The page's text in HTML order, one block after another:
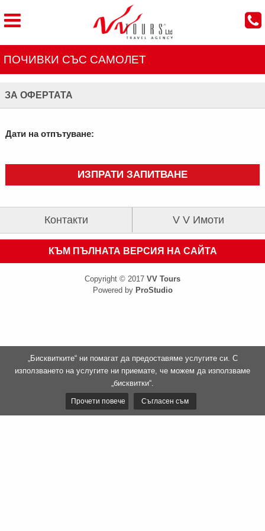
ПОЧИВКИ СЪС САМОЛЕТ
ЗА ОФЕРТАТА
Дати на отпътуване:
ИЗПРАТИ ЗАПИТВАНЕ
Контакти V V Имоти
КЪМ ПЪЛНАТА ВЕРСИЯ НА САЙТА
Copyright © 2017 VV Tours
Powered by ProStudio
„Бисквитките“ ни помагат да предоставяме услугите си. С
използването на услугите ни приемате, че можем да използваме
„бисквитки“.
Прочети повече Съгласен съм